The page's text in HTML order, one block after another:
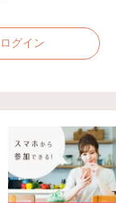
ログイン